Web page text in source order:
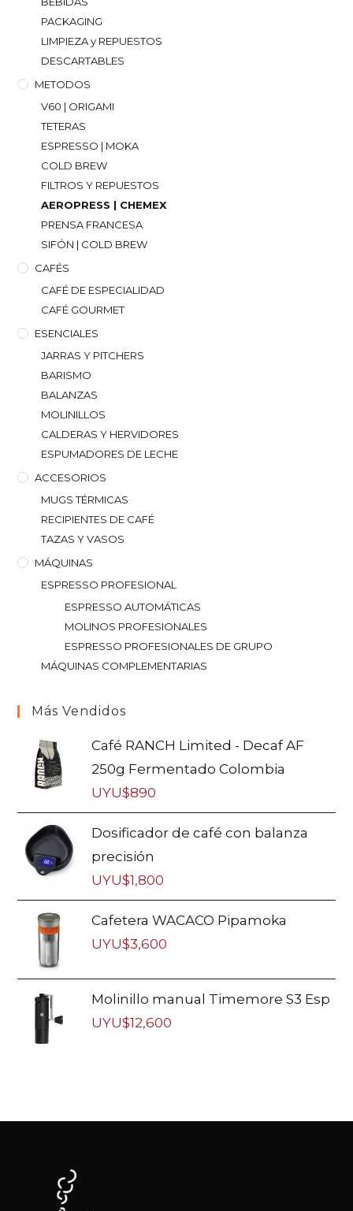
PACKAGING
LIMPIEZA y REPUESTOS
DESCARTABLES
METODOS
V60 | ORIGAMI
TETERAS
ESPRESSO | MOKA
COLD BREW
FILTROS Y REPUESTOS
AEROPRESS | CHEMEX
PRENSA FRANCESA
SIFÓN | COLD BREW
CAFÉS
CAFÉ DE ESPECIALIDAD
CAFÉ GOURMET
ESENCIALES
JARRAS Y PITCHERS
BARISMO
BALANZAS
MOLINILLOS
CALDERAS Y HERVIDORES
ESPUMADORES DE LECHE
ACCESORIOS
MUGS TÉRMICAS
RECIPIENTES DE CAFÉ
TAZAS Y VASOS
MÁQUINAS
ESPRESSO PROFESIONAL
ESPRESSO AUTOMÁTICAS
MOLINOS PROFESIONALES
ESPRESSO PROFESIONALES DE GRUPO
MÁQUINAS COMPLEMENTARIAS
Más Vendidos
Café RANCH Limited - Decaf AF
250g Fermentado Colombia
UYU$890
Dosificador de café con balanza
precisión
UYU$1,800
Cafetera WACACO Pipamoka
UYU$3,600
Molinillo manual Timemore S3 Esp
UYU$12,600